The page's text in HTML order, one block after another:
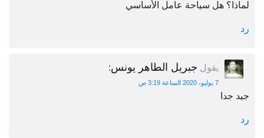
لماذا؟ هل سياحة عامل الأساسي
رد
يقول جبريل الطاهر يونس:
7 يوليو، 2020 الساعة 3:19 ص
جيد جدا
رد